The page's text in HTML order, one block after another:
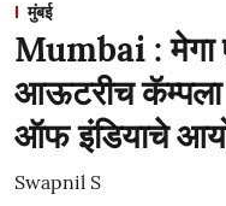
मुंबई
Mumbai : मेगा
आऊटरीच
ऑफ इंडियाचे
Swapnil S